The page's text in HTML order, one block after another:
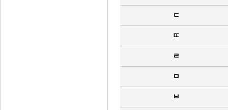
ㄷ
ㄸ
ㄹ
ㅁ
ㅂ